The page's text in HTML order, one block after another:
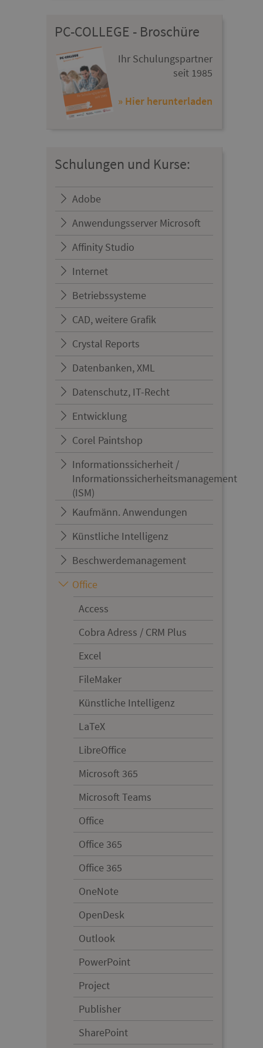
PC-COLLEGE - Broschüre
Ihr Schulungspartner
seit 1985
» Hier herunterladen
Schulungen und Kurse:
Adobe
Anwendungsserver Microsoft
Affinity Studio
Internet
Betriebssysteme
CAD, weitere Grafik
Crystal Reports
Datenbanken, XML
Datenschutz, IT-Recht
Entwicklung
Corel Paintshop
Informationssicherheit /
Informationssicherheitsmanagement
(ISM)
Kaufmänn. Anwendungen
Künstliche Intelligenz
Beschwerdemanagement
Office
Access
Cobra Adress / CRM Plus
Excel
FileMaker
Künstliche Intelligenz
LaTeX
LibreOffice
Microsoft 365
Microsoft Teams
Office
Office 365
Office 365
OneNote
OpenDesk
Outlook
PowerPoint
Project
Publisher
SharePoint